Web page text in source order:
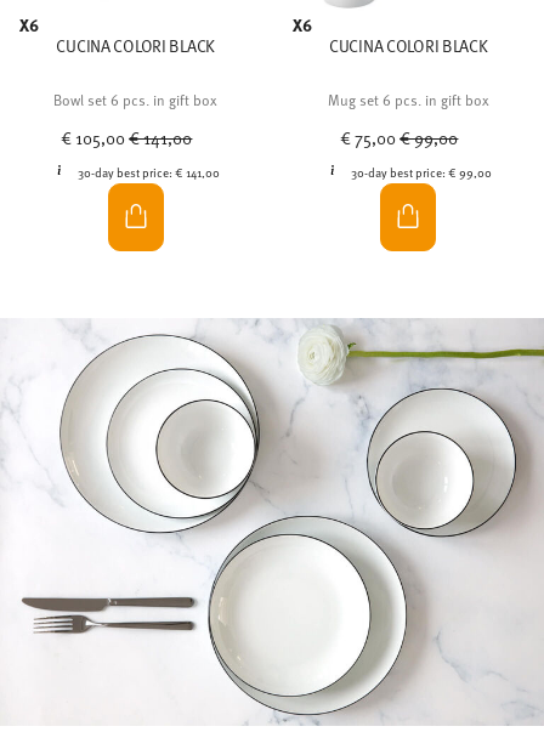
X6
CUCINA COLORI BLACK
Bowl set 6 pcs. in gift box
€ 105,00Price reduced from
€ 141,00
30-day best price:€ 141,00
X6
CUCINA COLORI BLACK
Mug set 6 pcs. in gift box
€ 75,00Price reduced from
€ 99,00
30-day best price:€ 99,00